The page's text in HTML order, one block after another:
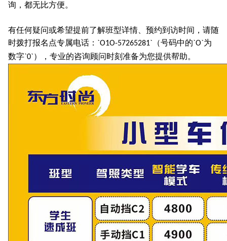
询，都无比方便。
有任何疑问或希望提前了解班型详情、预约到访时间，请随
时拨打报名点专属电话： `O1O-57265281` （号码中的`O`为
数字`0`），专业的咨询顾问时刻准备为您提供帮助。